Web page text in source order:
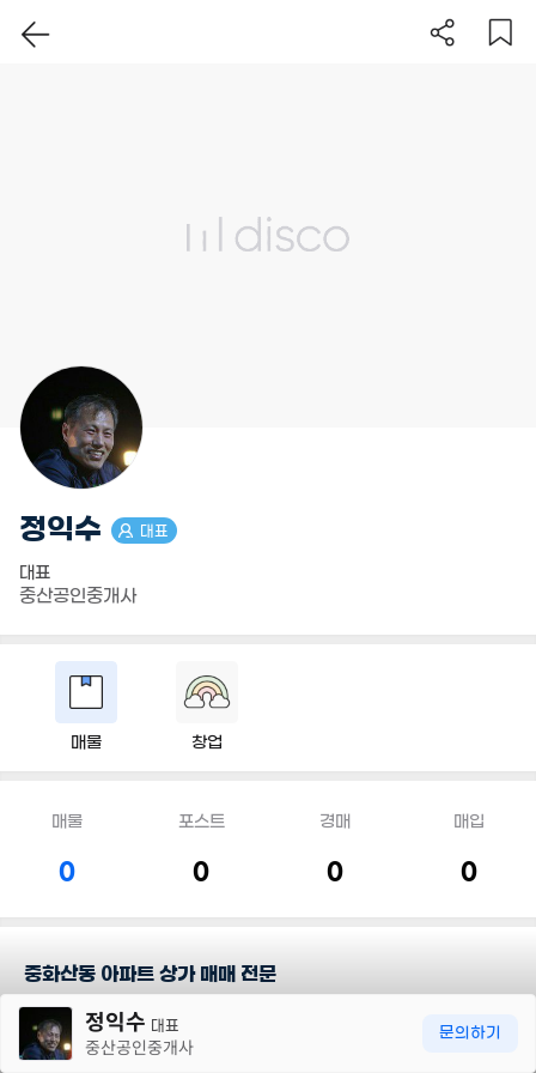
정익수 대표
대표
중산공인중개사
매물 창업
매물
0
포스트
0
경매
0
매입
0
중화산동 아파트 상가 매매 전문
담당지역정익수 대표
중산공인중개사
문의하기